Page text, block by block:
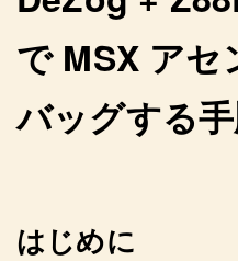
で MSX アセ
バッグする
はじめに